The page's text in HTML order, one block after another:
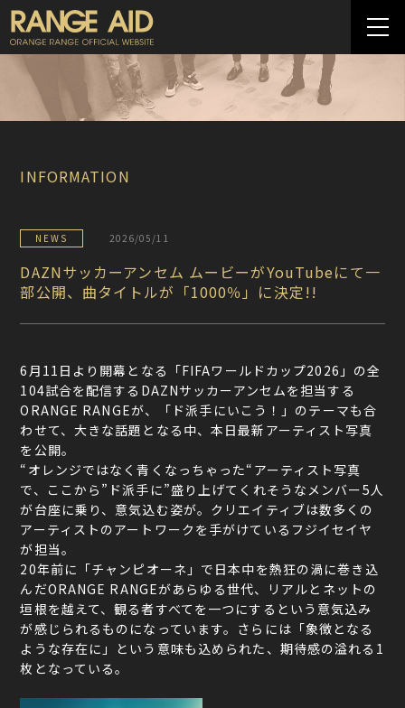
INFORMATION
NEWS 2026/05/11
DAZNサッカーアンセム ムービーがYouTubeにて一
部公開、曲タイトルが「1000％」に決定!!
6月11日より開幕となる「FIFAワールドカップ2026」の全
104試合を配信するDAZNサッカーアンセムを担当する
ORANGE RANGEが、「ド派手にいこう！」のテーマも合
わせて、大きな話題となる中、本日最新アーティスト写真
を公開。
“オレンジではなく青くなっちゃった“アーティスト写真
で、ここから”ド派手に”盛り上げてくれそうなメンバー5人
が台座に乗り、意気込む姿が。クリエイティブは数多くの
アーティストのアートワークを手がけているフジイセイヤ
が担当。
20年前に「チャンピオーネ」で日本中を熱狂の渦に巻き込
んだORANGE RANGEがあらゆる世代、リアルとネットの
垣根を越えて、観る者すべてを一つにするという意気込み
が感じられるものになっています。さらには「象徴となる
ような存在に」という意味も込められた、期待感の溢れる1
枚となっている。